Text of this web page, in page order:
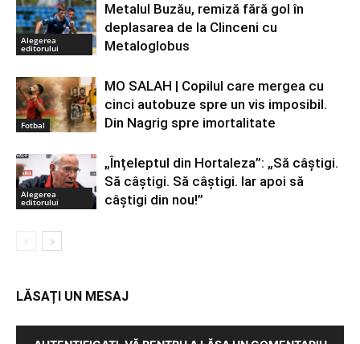
Alegerea
editorului
Metalul Buzău, remiză fără gol în
deplasarea de la Clinceni cu
Metaloglobus
Fotbal
MO SALAH | Copilul care mergea cu
cinci autobuze spre un vis imposibil.
Din Nagrig spre imortalitate
Alegerea
editorului
„Înțeleptul din Hortaleza”: „Să câștigi.
Să câștigi. Să câștigi. Iar apoi să
câștigi din nou!”
LĂSAȚI UN MESAJ